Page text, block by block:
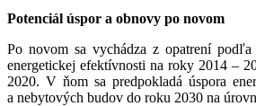
Potenciál úspor a obnovy po novom
Po novom sa vychádza z opatrení
energetickej efektívnosti na roky 2014 –
2020. V ňom sa predpokladá úspora
a nebytových budov do roku 2030 na